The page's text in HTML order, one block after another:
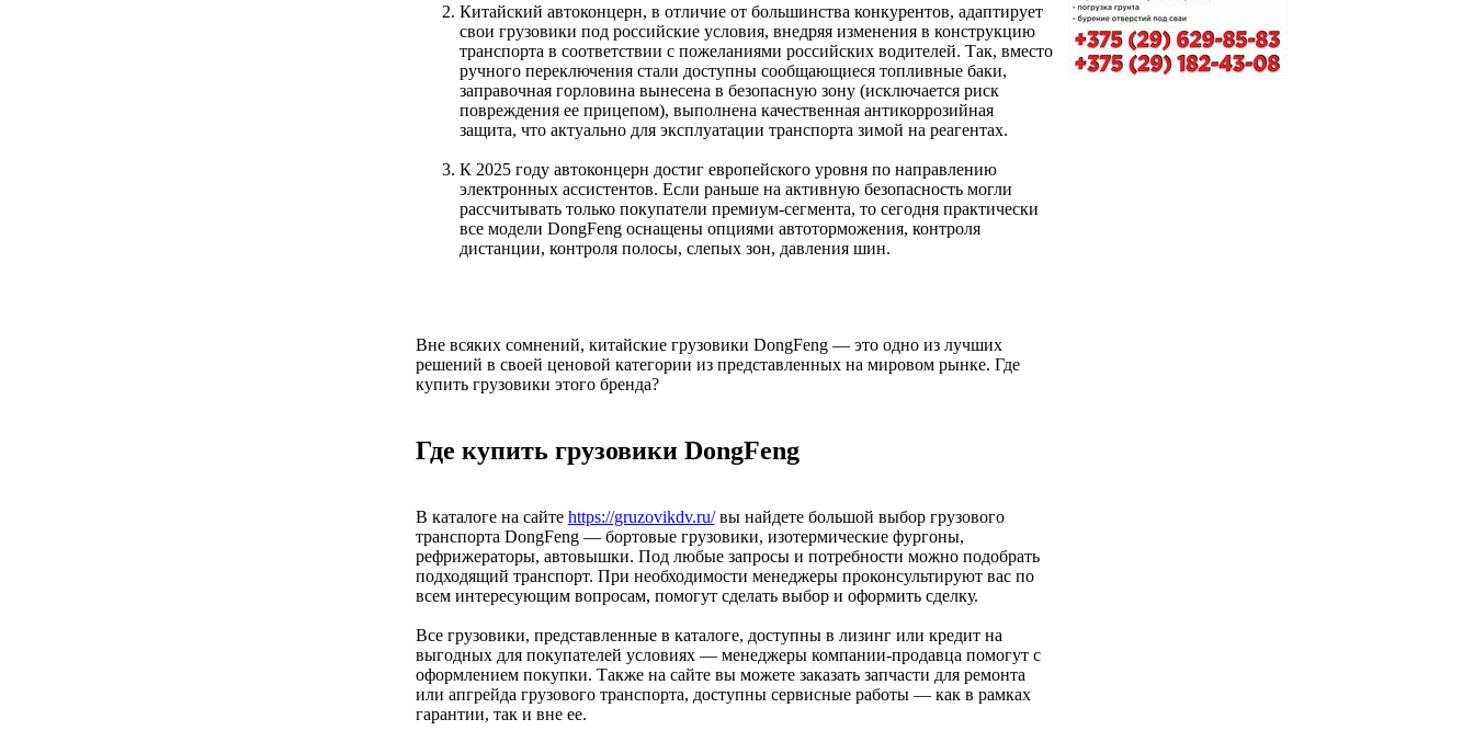
Китайский автоконцерн, в отличие от большинства конкурентов, адаптирует
свои грузовики под российские условия, внедряя изменения в конструкцию
транспорта в соответствии с пожеланиями российских водителей. Так, вместо
ручного переключения стали доступны сообщающиеся топливные баки,
заправочная горловина вынесена в безопасную зону (исключается риск
повреждения ее прицепом), выполнена качественная антикоррозийная
защита, что актуально для эксплуатации транспорта зимой на реагентах.
К 2025 году автоконцерн достиг европейского уровня по направлению
электронных ассистентов. Если раньше на активную безопасность могли
рассчитывать только покупатели премиум-сегмента, то сегодня практически
все модели DongFeng оснащены опциями автоторможения, контроля
дистанции, контроля полосы, слепых зон, давления шин.
Вне всяких сомнений, китайские грузовики DongFeng — это одно из лучших
решений в своей ценовой категории из представленных на мировом рынке. Где
купить грузовики этого бренда?
Где купить грузовики DongFeng
В каталоге на сайте https://gruzovikdv.ru/вы найдете большой выбор грузового
транспорта DongFeng — бортовые грузовики, изотермические фургоны,
рефрижераторы, автовышки. Под любые запросы и потребности можно подобрать
подходящий транспорт. При необходимости менеджеры проконсультируют вас по
всем интересующим вопросам, помогут сделать выбор и оформить сделку.
Все грузовики, представленные в каталоге, доступны в лизинг или кредит на
выгодных для покупателей условиях — менеджеры компании-продавца помогут с
оформлением покупки. Также на сайте вы можете заказать запчасти для ремонта
или апгрейда грузового транспорта, доступны сервисные работы — как в рамках
гарантии, так и вне ее.